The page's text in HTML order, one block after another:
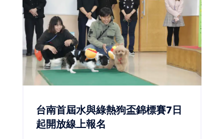
台南首屆水與綠熱狗盃錦標賽7日
起開放線上報名